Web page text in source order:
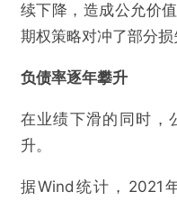
续下降，造成公允价
期权策略对冲了部分损
负债率逐年攀升
在业绩下滑的同时，
升。
据Wind统计，2021